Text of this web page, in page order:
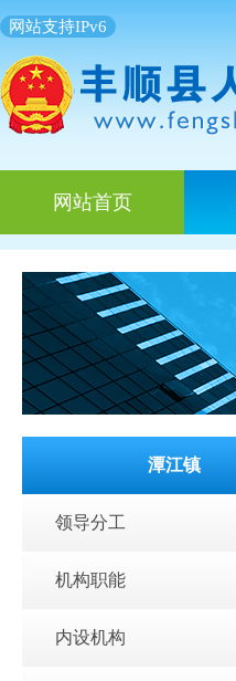
网站支持IPv6
网站首页
潭江镇
领导分工
机构职能
内设机构